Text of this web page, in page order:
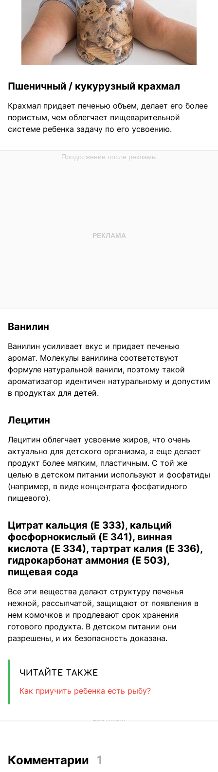
Пшеничный / кукурузный крахмал
Крахмал придает печенью объем, делает его более
пористым, чем облегчает пищеварительной
системе ребенка задачу по его усвоению.
Ванилин
Ванилин усиливает вкус и придает печенью
аромат. Молекулы ванилина соответствуют
формуле натуральной ванили, поэтому такой
ароматизатор идентичен натуральному и допустим
в продуктах для детей.
Лецитин
Лецитин облегчает усвоение жиров, что очень
актуально для детского организма, а еще делает
продукт более мягким, пластичным. С той же
целью в детском питании используют и фосфатиды
(например, в виде концентрата фосфатидного
пищевого).
Цитрат кальция (Е 333), кальций
фосфорнокислый (Е 341), винная
кислота (Е 334), тартрат калия (Е 336),
гидрокарбонат аммония (E 503),
пищевая сода
Все эти вещества делают структуру печенья
нежной, рассыпчатой, защищают от появления в
нем комочков и продлевают срок хранения
готового продукта. В детском питании они
разрешены, и их безопасность доказана.
ЧИТАЙТЕ ТАКЖЕ
Как приучить ребенка есть рыбу?
Комментарии 1